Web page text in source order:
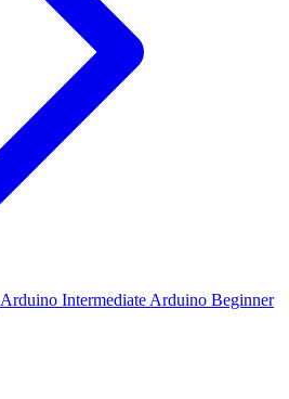
Arduino Intermediate Arduino Beginner